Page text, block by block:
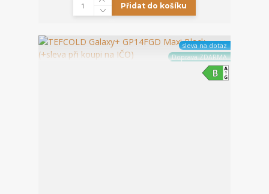
Přidat do košíku
sleva na dotaz
Doprava ZDARMA